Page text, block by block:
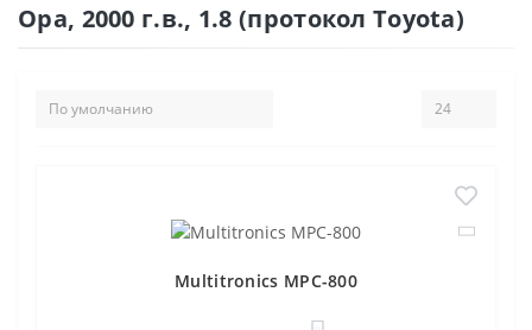
Opa, 2000 г.в., 1.8 (протокол Toyota)
Multitronics MPC-800